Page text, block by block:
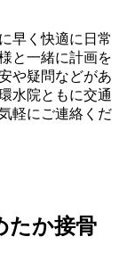
早く快適に日常
と一緒に計画を
や疑問などがあ
水院ともに交通
軽にご連絡くだ
たか接骨